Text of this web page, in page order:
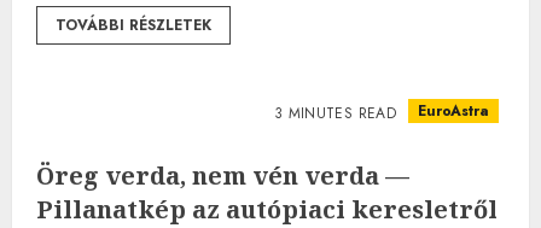
TOVÁBBI RÉSZLETEK
3 MINUTES READ EuroAstra
Öreg verda, nem vén verda —
Pillanatkép az autópiaci keresletről